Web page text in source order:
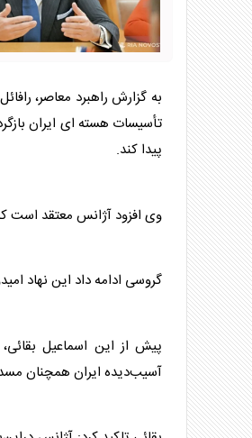
به گزارش راهبرد معاصر،
تأسیسات هسته ای ایران
پیدا کند.
وی افزود آژانس معتقد است
گروسی ادامه داد این نهاد
پیش از این اسماعیل
آسیب‌دیده ایران همچنان